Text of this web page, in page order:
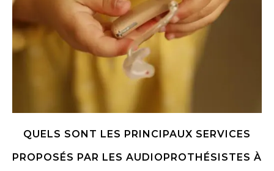
QUELS SONT LES PRINCIPAUX SERVICES
PROPOSÉS PAR LES AUDIOPROTHÉSISTES À